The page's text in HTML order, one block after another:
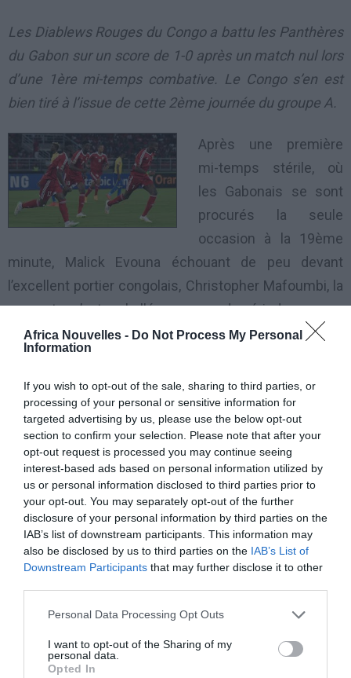
Africa Nouvelles - Do Not Process My Personal
Information
If you wish to opt-out of the sale, sharing to third parties, or
processing of your personal or sensitive information for
targeted advertising by us, please use the below opt-out
section to confirm your selection. Please note that after your
opt-out request is processed you may continue seeing
interest-based ads based on personal information utilized by
us or personal information disclosed to third parties prior to
your opt-out. You may separately opt-out of the further
disclosure of your personal information by third parties on the
IAB’s list of downstream participants. This information may
also be disclosed by us to third parties on the IAB’s List of
Downstream Participants that may further disclose it to other
Personal Data Processing Opt Outs
I want to opt-out of the Sharing of my
personal data.
Opted In
Les Diablews Rouges du Congo a battu les Panthères
du Gabon sur un score de 1-0 après un match nul lors
d’une 1ère mi-temps combative. Le Congo s’en est
bien tiré à l’issue de cette 2ème journée du groupe A.
Après une première
mi-temps stérile, où
les Gabonais se sont
procurés la seule
occasion à la 19ème
minute, Malick Evouna échouant de peu devant
l’excellent portier congolais, Christopher Mafoumbi, la
rencontre s’est emballée en seconde période.
Chaque équipe a alors cherché avec plus
parviendront finalement grâce à Prince Oniangué,
reprenant victorieusement une balle mal renvoyée par
la défense gabonaise à la 48ème minute.
Dès lors, l’équipe gabonaise va jeter toutes ses forces
dans la bataille pour revenir dans le match, sans
succès, face à des Congolais déterminés.
Cette victoire permet au Congo, tenu en échec par la
prendre la tête du groupe A, suivi de sa victime du
jour, le Gabon, et de la Guinée équatoriale, le Burkina
fermant la marche.